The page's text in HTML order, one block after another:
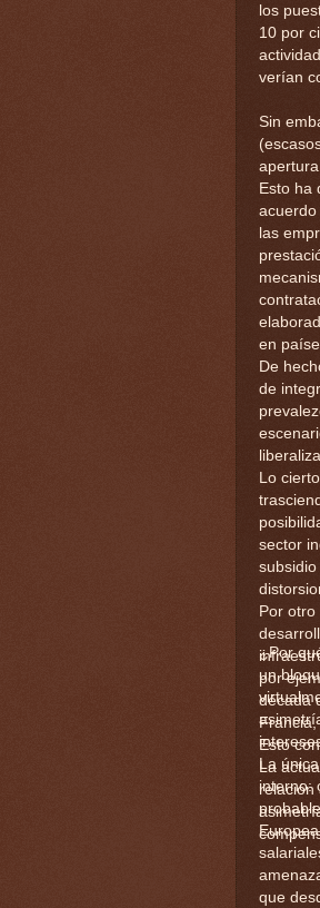
los
10 por
verían
Sin
Esto ha
acuerdo
las
en
De
de
Lo
sector
Por
por
década
Francia,
Esto
La
¿Por
un
La
interno:
que